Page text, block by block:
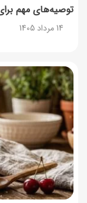
توصیه‌های مهم
14 مرداد 1405